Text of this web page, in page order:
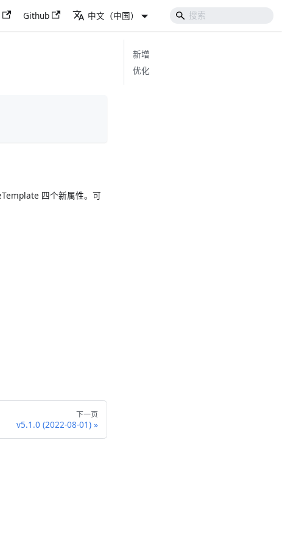
Github 中文（中国）
四个新属性。可
下一页
v5.1.0 (2022-08-01)
新增
优化